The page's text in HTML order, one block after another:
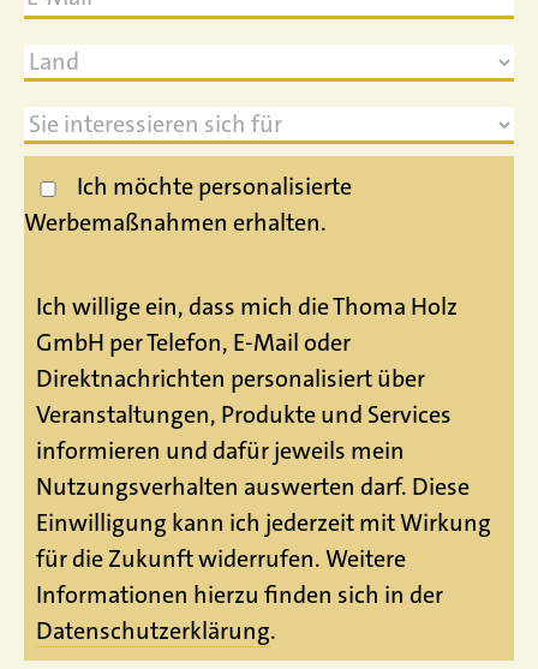
Ich möchte personalisierte
Werbemaßnahmen erhalten.
Ich willige ein, dass mich die Thoma Holz
GmbH per Telefon, E-Mail oder
Direktnachrichten personalisiert über
Veranstaltungen, Produkte und Services
informieren und dafür jeweils mein
Nutzungsverhalten auswerten darf. Diese
Einwilligung kann ich jederzeit mit Wirkung
für die Zukunft widerrufen. Weitere
Informationen hierzu finden sich in der
Datenschutzerklärung.